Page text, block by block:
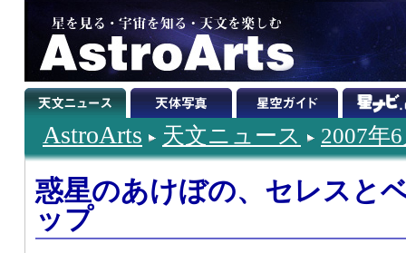
AstroArts 天文ニュース 2007年
惑星のあけぼの、セレスと
ップ